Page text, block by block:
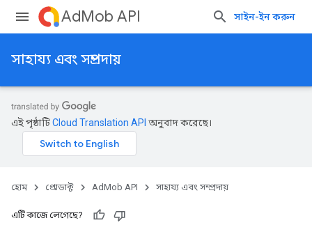
AdMob API সাইন-ইন করুন
সাহায্য এবং সম্প্রদায়
এই পৃষ্ঠাটিCloud Translation API অনুবাদ করেছে।
হোম প্রোডাক্ট AdMob API সাহায্য এবং সম্প্রদায়
এটি কাজে লেগেছে?